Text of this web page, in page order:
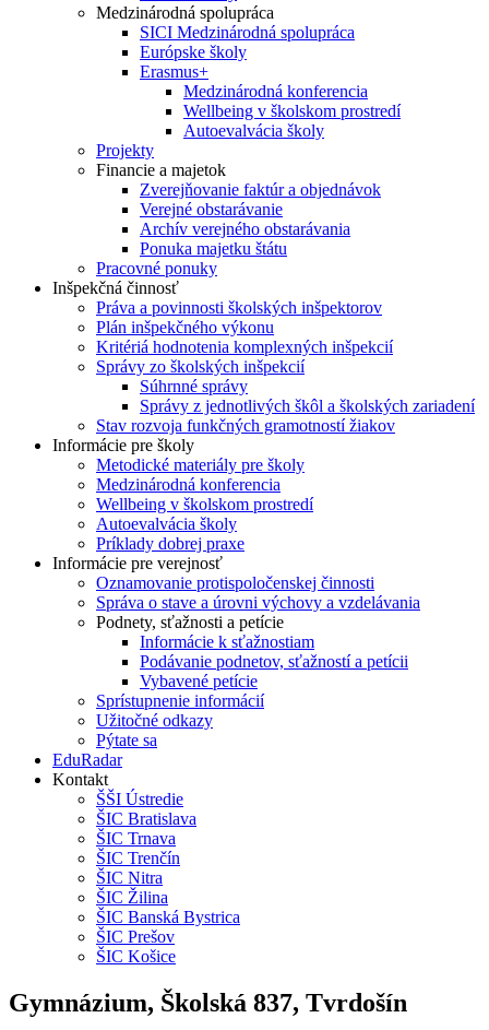
Medzinárodná spolupráca
SICI Medzinárodná spolupráca
Európske školy
Erasmus+
Medzinárodná konferencia
Wellbeing v školskom prostredí
Autoevalvácia školy
Projekty
Financie a majetok
Zverejňovanie faktúr a objednávok
Verejné obstarávanie
Archív verejného obstarávania
Ponuka majetku štátu
Pracovné ponuky
Inšpekčná činnosť
Práva a povinnosti školských inšpektorov
Plán inšpekčného výkonu
Kritériá hodnotenia komplexných inšpekcií
Správy zo školských inšpekcií
Súhrnné správy
Správy z jednotlivých škôl a školských zariadení
Stav rozvoja funkčných gramotností žiakov
Informácie pre školy
Metodické materiály pre školy
Medzinárodná konferencia
Wellbeing v školskom prostredí
Autoevalvácia školy
Príklady dobrej praxe
Informácie pre verejnosť
Oznamovanie protispoločenskej činnosti
Správa o stave a úrovni výchovy a vzdelávania
Podnety, sťažnosti a petície
Informácie k sťažnostiam
Podávanie podnetov, sťažností a petícii
Vybavené petície
Sprístupnenie informácií
Užitočné odkazy
Pýtate sa
EduRadar
Kontakt
ŠŠI Ústredie
ŠIC Bratislava
ŠIC Trnava
ŠIC Trenčín
ŠIC Nitra
ŠIC Žilina
ŠIC Banská Bystrica
ŠIC Prešov
ŠIC Košice
Gymnázium, Školská 837, Tvrdošín